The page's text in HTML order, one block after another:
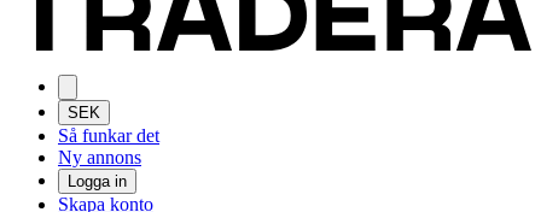
SEK
Så funkar det
Ny annons
Logga in
Skapa konto